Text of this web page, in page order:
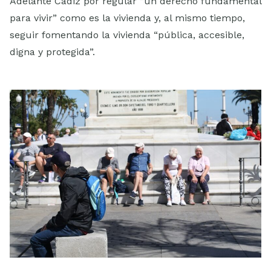
para vivir” como es la vivienda y, al mismo tiempo,
seguir fomentando la vivienda “pública, accesible,
digna y protegida”.